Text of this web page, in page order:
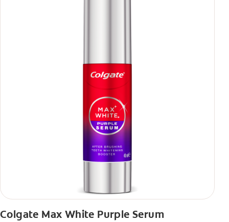
Colgate Max White Purple Serum